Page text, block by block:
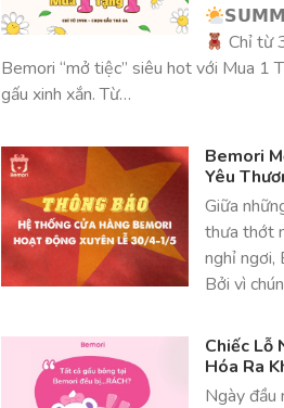
Chỉ từ
Bemori “mở tiệc” siêu hot với Mua 1
gấu xinh xắn. Từ…
Bemori
Yêu
Giữa
thưa thớt
nghỉ ngơi,
Bởi vì
Chiếc Lỗ
Hóa Ra
Ngày đầu